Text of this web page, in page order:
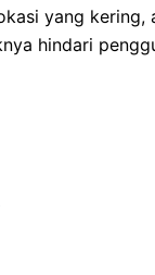
yang
hindari